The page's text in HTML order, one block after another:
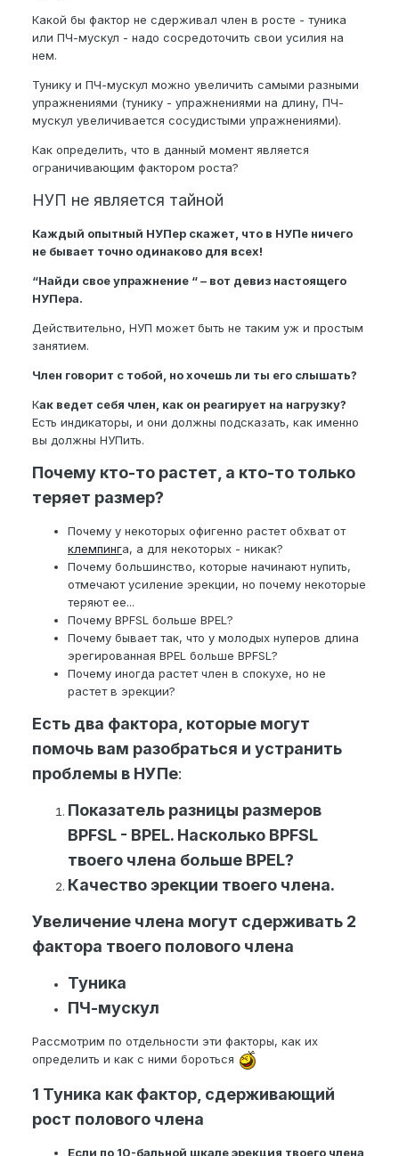
Какой бы фактор не сдерживал член в росте - туника
или ПЧ-мускул - надо сосредоточить свои усилия на
нем.
Тунику и ПЧ-мускул можно увеличить самыми разными
упражнениями (тунику - упражнениями на длину, ПЧ-
мускул увеличивается сосудистыми упражнениями).
Как определить, что в данный момент является
ограничивающим фактором роста?
НУП не является тайной
Каждый опытный НУПер скажет, что в НУПе ничего
не бывает точно одинаково для всех!
“Найди свое упражнение “ – вот девиз настоящего
НУПера.
Действительно, НУП может быть не таким уж и простым
занятием.
Член говорит с тобой, но хочешь ли ты его слышать?
Как ведет себя член, как он реагирует на нагрузку?
Есть индикаторы, и они должны подсказать, как именно
вы должны НУПить.
Почему кто-то растет, а кто-то только
теряет размер?
Почему у некоторых офигенно растет обхват от
клемпинга, а для некоторых - никак?
Почему большинство, которые начинают нупить,
отмечают усиление эрекции, но почему некоторые
теряют ее...
Почему BPFSL больше BPEL?
Почему бывает так, что у молодых нуперов длина
эрегированная BPEL больше BPFSL?
Почему иногда растет член в спокухе, но не
растет в эрекции?
Есть два фактора, которые могут
помочь вам разобраться и устранить
проблемы в НУПе:
Показатель разницы размеров
BPFSL - BPEL. Насколько BPFSL
твоего члена больше BPEL?
Качество эрекции твоего члена.
Увеличение члена могут сдерживать 2
фактора твоего полового члена
Туника
ПЧ-мускул
Рассмотрим по отдельности эти факторы, как их
определить и как с ними бороться
1 Туника как фактор, сдерживающий
рост полового члена
Если по 10-бальной шкале эрекция твоего члена